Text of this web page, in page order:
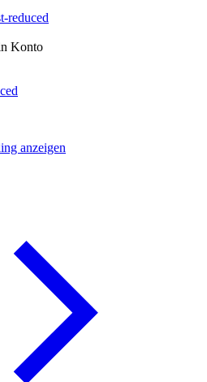
Konto
anzeigen